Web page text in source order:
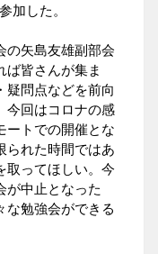
加した。
矢島友雄副部会
ば皆さんが集ま
疑問点などを前向
今回はコロナの感
ートでの開催とな
られた時間ではあ
取ってほしい。今
が中止となった
な勉強会ができる